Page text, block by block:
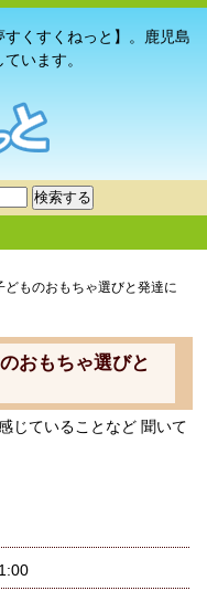
くすくねっと】。鹿児島
います。
検索する
ものおもちゃ選びと発達に
おもちゃ選びと
じていることなど 聞いて